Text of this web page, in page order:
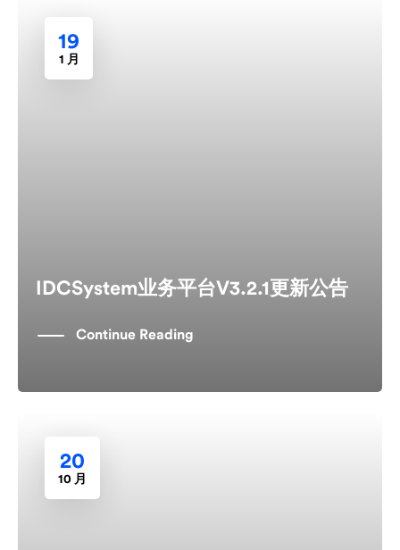
19
1 月
IDCSystem业务平台V3.2.1更新公告
Continue Reading
20
10 月